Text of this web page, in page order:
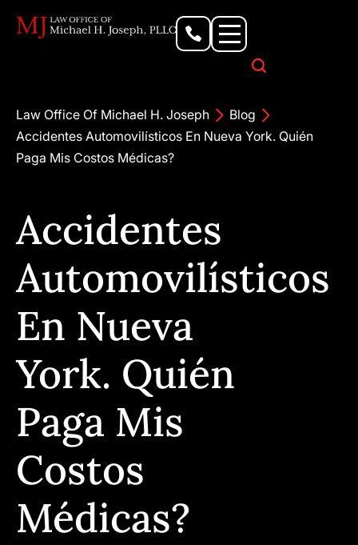
Law Office Of Michael H. Joseph
Blog
Accidentes Automovilísticos En Nueva York. Quién
Paga Mis Costos Médicas?
Accidentes
Automovilísticos
En Nueva
York. Quién
Paga Mis
Costos
Médicas?